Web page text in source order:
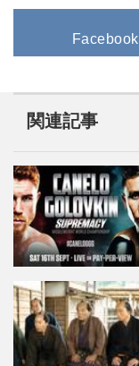
Facebook
関連記事